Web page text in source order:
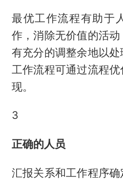
最优工作流程有助于
作，消除无价值的活
有充分的调整余地以
工作流程可通过流程
现。
3
正确的人员
汇报关系和工作程序